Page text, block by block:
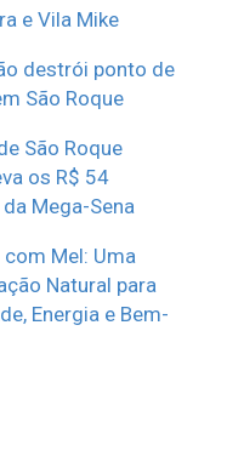
e Vila Mike
destrói ponto de
São Roque
São Roque
os R$ 54
Mega-Sena
Mel: Uma
Natural para
Energia e Bem-